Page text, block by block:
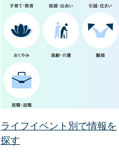
ライフイベント別で情報を
探す